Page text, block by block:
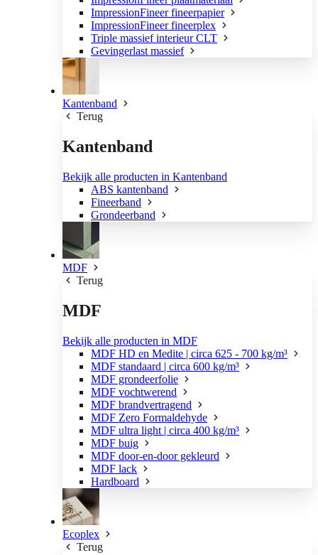
ImpressionFineer fineerpapier
ImpressionFineer fineerplex
Triple massief interieur CLT
Gevingerlast massief
Kantenband
Terug
Kantenband
Bekijk alle producten in Kantenband
ABS kantenband
Fineerband
Grondeerband
MDF
Terug
MDF
Bekijk alle producten in MDF
MDF HD en Medite | circa 625 - 700 kg/m³
MDF standaard | circa 600 kg/m³
MDF grondeerfolie
MDF vochtwerend
MDF brandvertragend
MDF Zero Formaldehyde
MDF ultra light | circa 400 kg/m³
MDF buig
MDF door-en-door gekleurd
MDF lack
Hardboard
Ecoplex
Terug